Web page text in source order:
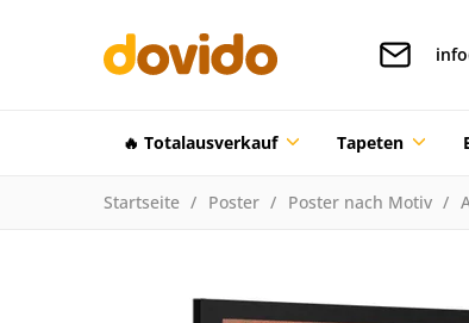
🔥 Totalausverkauf Tapeten
Startseite Poster Poster nach Motiv